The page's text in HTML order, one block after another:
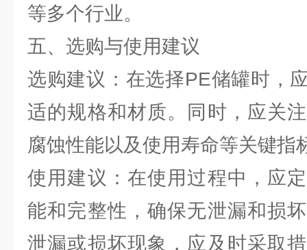
等多个行业。
五、选购与使用建议
选购建议：在选择PE储罐时，
适的规格和材质。同时，应关
腐蚀性能以及使用寿命等关键指
使用建议：在使用过程中，应
能和完整性，确保无泄漏和损
泄漏或损坏现象，应及时采取